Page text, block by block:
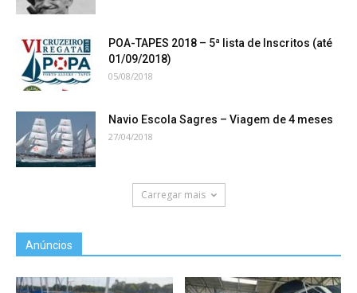
POA-TAPES 2018 – 5ª lista de Inscritos (até
01/09/2018)
05/08/2018
Navio Escola Sagres – Viagem de 4 meses
27/04/2018
Carregar mais
Anúncios